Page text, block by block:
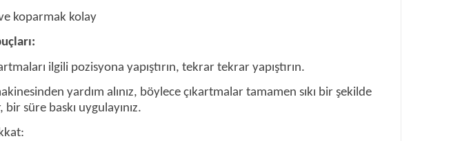
koparmak kolay
ilgili pozisyona yapıştırın, tekrar tekrar yapıştırın.
yardım alınız, böylece çıkartmalar tamamen sıkı bir şekilde
bir süre baskı uygulayınız.